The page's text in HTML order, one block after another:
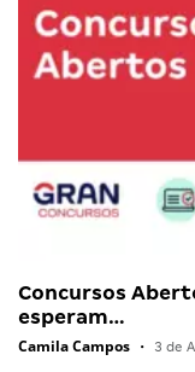
Concursos
esperam…
Camila Campos • 3 de